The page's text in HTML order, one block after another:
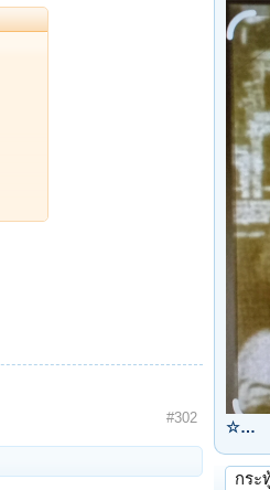
ำ
ป
ง
#302
☆…
กระ